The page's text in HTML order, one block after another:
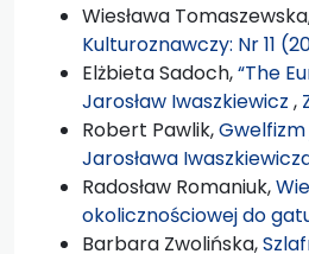
Wiesława
Kulturoznawczy: Nr 11
Elżbieta Sadoch,“The
Jarosław Iwaszkiewicz ,
Robert Pawlik,
Jarosława
Radosław Romaniuk,
okolicznościowej do
Barbara Zwolińska,